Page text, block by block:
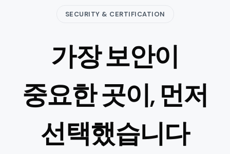
SECURITY & CERTIFICATION
가장 보안이
중요한 곳이, 먼저
선택했습니다